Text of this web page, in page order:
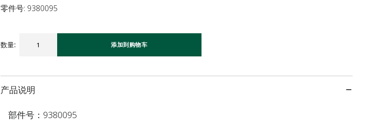
零件号: 9380095
数量: 添加到购物车
产品说明
部件号：9380095